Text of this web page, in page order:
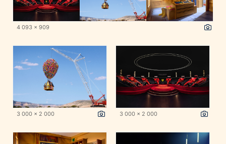
4 093 x 909
3 000 x 2 000 3 000 x 2 000